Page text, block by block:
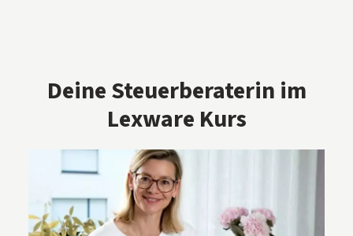
Deine Steuerberaterin im
Lexware Kurs